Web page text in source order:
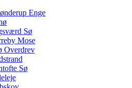
Enge
Sø
Mose
Overdrev
Sø